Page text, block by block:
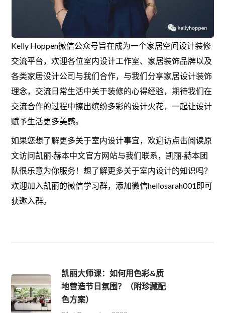
Kelly Hoppen微信公众号旨在成为一个家居空间设计装修
交流平台，欢迎各位室内设计工作室、家居装饰品牌以及
各类家居设计公司与我们合作，与我们分享家居设计装饰
理念，交流日常生活中关于装修的心得经验，期待我们在
交流合作的过程中擦出缤纷多彩的设计火花，一起让设计
赋予生活更多美感。
如果您想了解更多关于室内设计事宜，欢迎访点击阅读原
文访问凯丽·赫本中文官方网站与我们联系，凯丽·赫本团
队很乐意为你服务！想了解更多关于室内设计的知识吗？
欢迎加入凯丽的微信学习群，添加微信hellosarah001即可
获邀入群。
凯丽大师课：如何用色彩&质
地营造节日氛围？（附珍藏配
色方案）